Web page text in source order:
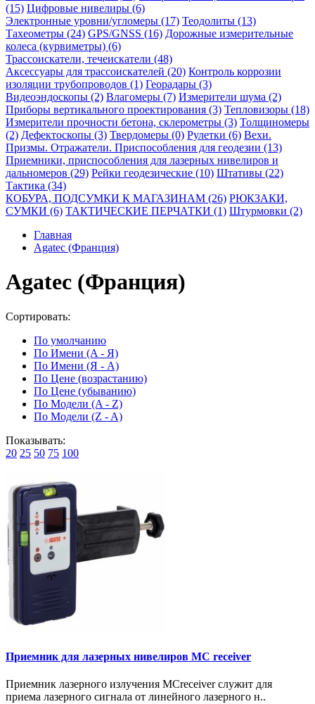
(15) Цифровые нивелиры (6)
Электронные уровни/угломеры (17) Теодолиты (13)
Тахеометры (24) GPS/GNSS (16) Дорожные измерительные
колеса (курвиметры) (6)
Трассоискатели, течеискатели (48)
Аксессуары для трассоискателей (20) Контроль коррозии
изоляции трубопроводов (1) Георадары (3)
Видеоэндоскопы (2) Влагомеры (7) Измерители шума (2)
Приборы вертикального проектирования (3) Тепловизоры (18)
Измерители прочности бетона, склерометры (3) Толщиномеры
(2) Дефектоскопы (3) Твердомеры (0) Рулетки (6) Вехи.
Призмы. Отражатели. Приспособления для геодезии (13)
Приемники, приспособления для лазерных нивелиров и
дальномеров (29) Рейки геодезические (10) Штативы (22)
Тактика (34)
КОБУРА, ПОДСУМКИ К МАГАЗИНАМ (26) РЮКЗАКИ,
СУМКИ (6) ТАКТИЧЕСКИЕ ПЕРЧАТКИ (1) Штурмовки (2)
Главная
Agatec (Франция)
Agatec (Франция)
Сортировать:
По умолчанию
По Имени (A - Я)
По Имени (Я - A)
По Цене (возрастанию)
По Цене (убыванию)
По Модели (A - Z)
По Модели (Z - A)
Показывать:
20 25 50 75 100
Приемник для лазерных нивелиров MC receiver
Приемник лазерного излучения MCreceiver служит для
приема лазерного сигнала от линейного лазерного н..